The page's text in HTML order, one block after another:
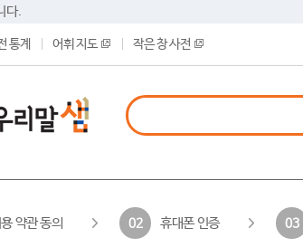
다.
통계 어휘 지도 작은 창 사전
약관 동의 02 휴대폰 인증 03